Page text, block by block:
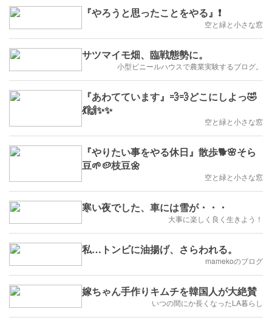
『やろうと思ったことをやる』❗
空と緑と小さな窓
サツマイモ畑、臨戦態勢に。
小型ビニールハウスで農業実験するブログ。
『あわてています』💨💨どこにしよっ🤣
💃🙌✨✨
空と緑と小さな窓
『やりたい事をやる休日』散歩🐕🌸そら
豆🌱🥔枝豆🌼
空と緑と小さな窓
寒い夜でした、車には雪が・・・
大事に楽しく良く生きよう！
私…トンビに油揚げ、さらわれる。
mamekoのブログ
嫁ちゃん手作りキムチを韓国人が大絶賛
いつの間にか長くなったLA暮らし